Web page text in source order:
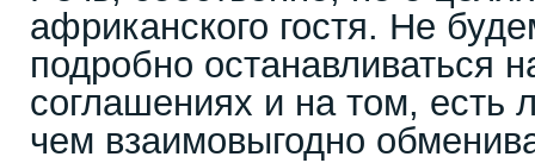
африканского гостя. Не
подробно останавливаться
соглашениях и на том, есть
чем взаимовыгодно